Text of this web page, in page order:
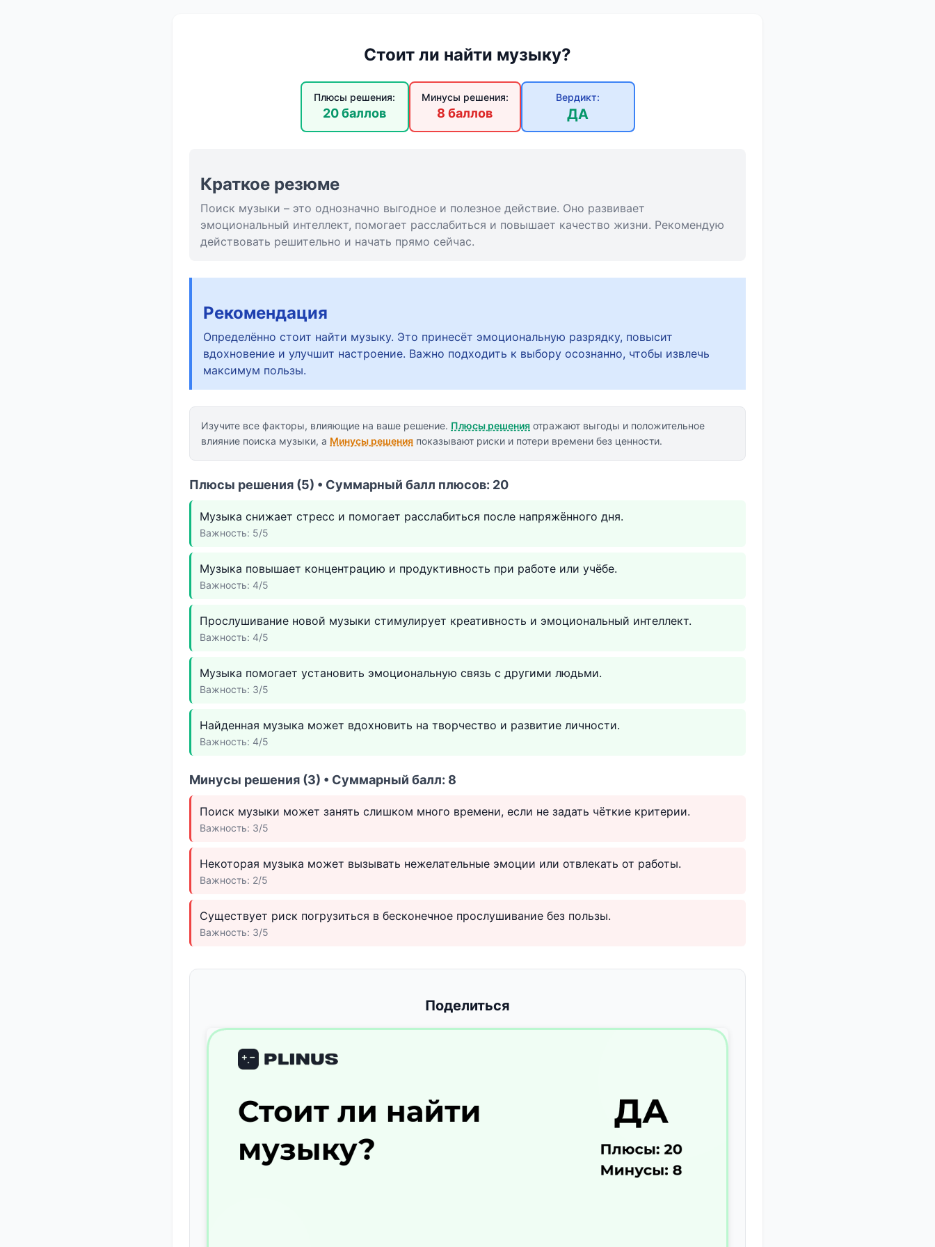
Стоит ли найти музыку?
Плюсы решения:
20 баллов
Минусы решения:
8 баллов
Вердикт:
ДА
Краткое резюме
Поиск музыки – это однозначно выгодное и полезное действие. Оно развивает
эмоциональный интеллект, помогает расслабиться и повышает качество жизни. Рекомендую
действовать решительно и начать прямо сейчас.
Рекомендация
Определённо стоит найти музыку. Это принесёт эмоциональную разрядку, повысит
вдохновение и улучшит настроение. Важно подходить к выбору осознанно, чтобы извлечь
максимум пользы.
Изучите все факторы, влияющие на ваше решение. Плюсы решения отражают выгоды и положительное
влияние поиска музыки, а Минусы решения показывают риски и потери времени без ценности.
Плюсы решения (5) • Суммарный балл плюсов: 20
Музыка снижает стресс и помогает расслабиться после напряжённого дня.
Важность: 5/5
Музыка повышает концентрацию и продуктивность при работе или учёбе.
Важность: 4/5
Прослушивание новой музыки стимулирует креативность и эмоциональный интеллект.
Важность: 4/5
Музыка помогает установить эмоциональную связь с другими людьми.
Важность: 3/5
Найденная музыка может вдохновить на творчество и развитие личности.
Важность: 4/5
Минусы решения (3) • Суммарный балл: 8
Поиск музыки может занять слишком много времени, если не задать чёткие критерии.
Важность: 3/5
Некоторая музыка может вызывать нежелательные эмоции или отвлекать от работы.
Важность: 2/5
Существует риск погрузиться в бесконечное прослушивание без пользы.
Важность: 3/5
Поделиться